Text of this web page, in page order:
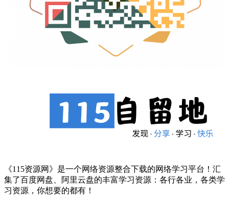
《115资源网》是一个网络资源整合下载的网络学习平台！汇
集了百度网盘、阿里云盘的丰富学习资源：各行各业，各类学
习资源，你想要的都有！